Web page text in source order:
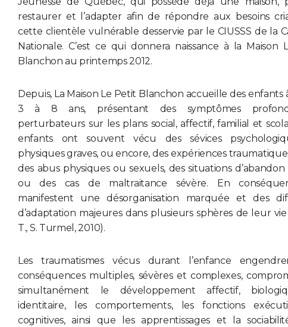
restaurer et l’adapter afin de répondre aux besoins
cette clientèle vulnérable desservie par le CIUSSS de la
Nationale. C’est ce qui donnera naissance à la Maison
Blanchon au printemps 2012.
Depuis, La Maison Le Petit Blanchon accueille des enfants
3 à 8 ans, présentant des symptômes
perturbateurs sur les plans social, affectif, familial et
enfants ont souvent vécu des sévices
physiques graves, ou encore, des expériences
des abus physiques ou sexuels, des situations
ou des cas de maltraitance sévère. En
manifestent une désorganisation marquée et des
d’adaptation majeures dans plusieurs sphères de leur vie
T., S. Turmel, 2010).
Les traumatismes vécus durant l’enfance
conséquences multiples, sévères et complexes,
simultanément le développement affectif,
identitaire, les comportements, les fonctions
cognitives, ainsi que les apprentissages et la